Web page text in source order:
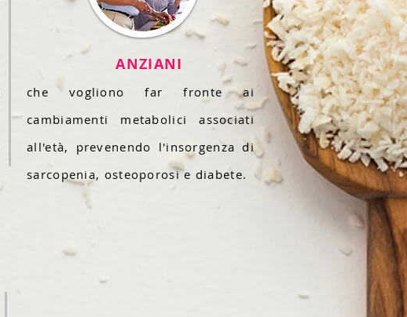
ANZIANI
che vogliono far fronte ai
cambiamenti metabolici associati
all'età, prevenendo l'insorgenza di
sarcopenia, osteoporosi e diabete.